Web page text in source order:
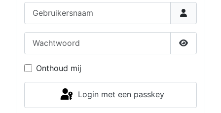
Toon
Onthoud mij
Login met een passkey